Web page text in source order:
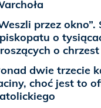
przez
o
o chrzest
dwie trzecie
choć jest to